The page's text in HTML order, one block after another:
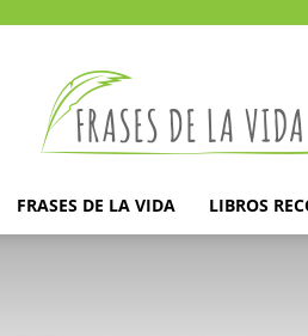
la
vida
FRASES DE LA VIDA LIBROS